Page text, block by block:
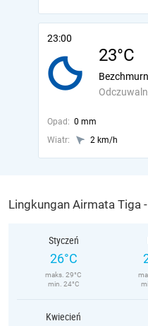
23:00
23°C
Opad: 0 mm
Wiatr:
2 km/h
Lingkungan Airmata Tiga
Styczeń
26°C
maks. 29°C
min. 24°C
Kwiecień